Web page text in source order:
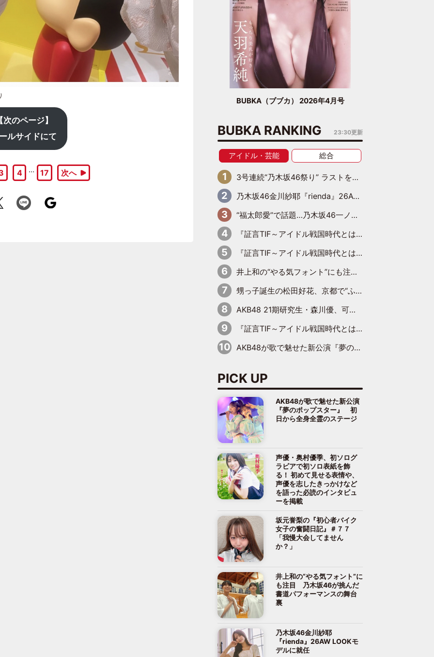
次のページ】
ルサイドにて
4 … 17 次へ
BUBKA（ブブカ） 2026年4月号
BUBKA RANKING 23:30更新
アイドル・芸能 総合
3号連続“乃木坂46祭り” ラストを飾るのは賀喜遥香…5年ぶりの登場に「5年分大人になった私を見ていただけたら」
乃木坂46金川紗耶『rienda』26AW LOOKモデルに就任
“福太郎愛”で話題…乃木坂46一ノ瀬美空、地元福岡『めんべい25周年トップサポーター』に就任
『証言TIF～アイドル戦国時代とはなんだったのか～』第6回：でんぱ組.inc・古川未鈴×相沢梨紗「『ハロプロやりたかったな』って言ったら、夢眠ねむさんに『てめえはでんぱ組．incなんだよ！』って肩パンされて(笑)」
『証言TIF～アイドル戦国時代とはなんだったのか～』第11回：私立恵比寿中学・真山りか×安本彩花「TIFで10年ぶりのキョンシーメイクをしたら、場を完全に引かせてしまって。時代が変わったんだなって」
井上和の“やる気フォント”にも注目 乃木坂46が挑んだ書道パフォーマンスの舞台裏
甥っ子誕生の松田好花、京都で“ふたつの家族”をはしご！ “母”黒谷友香に見送られ、“父”松岡昌宏とはハシゴ酒
AKB48 21期研究生・森川優、可愛さもある大人の女性に
『証言TIF～アイドル戦国時代とはなんだったのか～』第10回：さくら学院・武藤彩未×飯田らうら「正直、中3で辞めるというのを信じてなくて。そう言われてはいたけど、嘘でしょって」
AKB48が歌で魅せた新公演『夢のポップスター』 初日から全身全霊のステージ
PICK UP
AKB48が歌で魅せた新公演
『夢のポップスター』 初
日から全身全霊のステージ
声優・奥村優季、初ソログ
ラビアで初ソロ表紙を飾
る！ 初めて見せる表情や、
声優を志したきっかけなど
を語った必読のインタビュ
ーを掲載
坂元誉梨の『初心者バイク
女子の奮闘日記』＃７７
「我慢大会してません
か？」
井上和の“やる気フォント”に
も注目 乃木坂46が挑んだ
書道パフォーマンスの舞台
裏
乃木坂46金川紗耶
『rienda』26AW LOOKモ
デルに就任